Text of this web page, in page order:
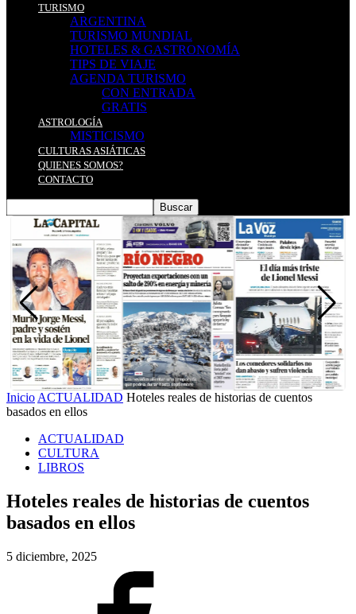
TURISMO
ARGENTINA
TURISMO MUNDIAL
HOTELES & GASTRONOMÍA
TIPS DE VIAJE
AGENDA TURISMO
CON ENTRADA
GRATIS
ASTROLOGÍA
MISTICISMO
CULTURAS ASIÁTICAS
QUIENES SOMOS?
CONTACTO
Inicio ACTUALIDAD Hoteles reales de historias de cuentos
basados en ellos
ACTUALIDAD
CULTURA
LIBROS
Hoteles reales de historias de cuentos
basados en ellos
5 diciembre, 2025